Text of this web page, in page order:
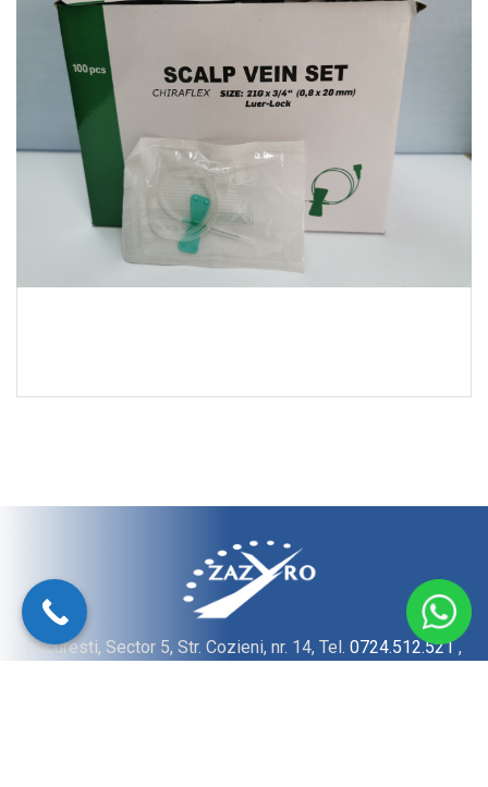
Bucuresti, Sector 5, Str. Cozieni, nr. 14, Tel. 0724.512.521,